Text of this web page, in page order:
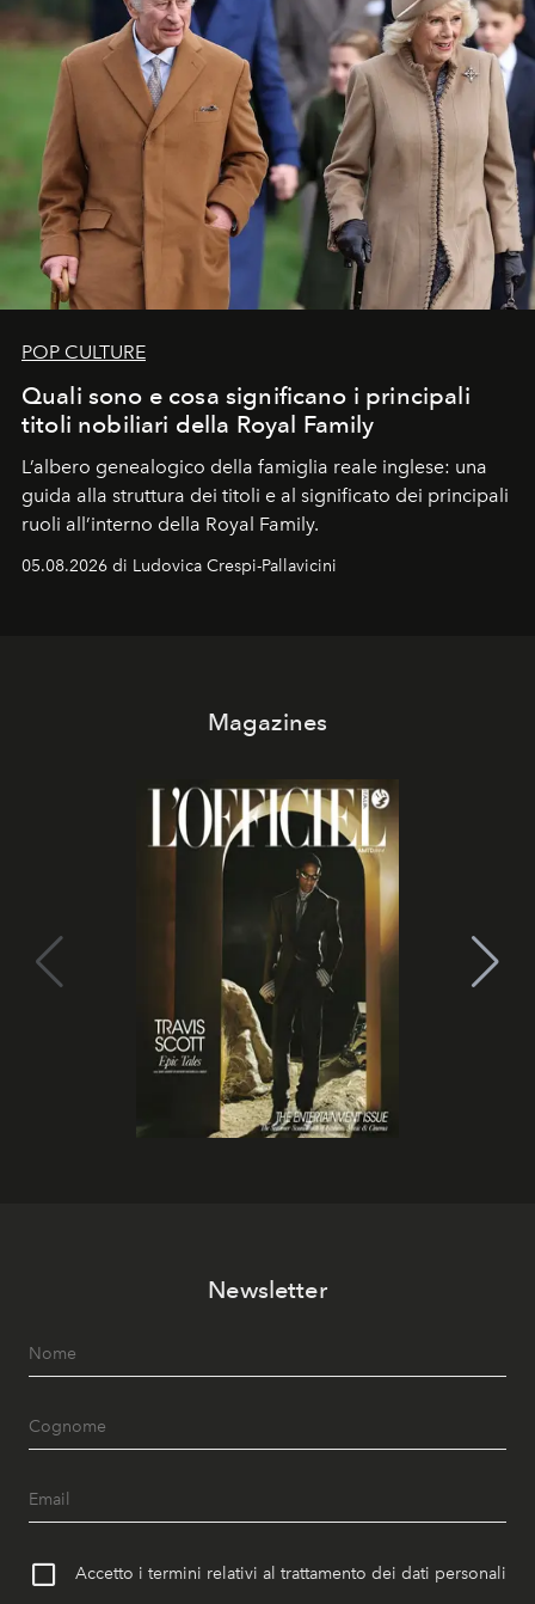
POP CULTURE
Quali sono e cosa significano i principali
titoli nobiliari della Royal Family
L’albero genealogico della famiglia reale inglese: una
guida alla struttura dei titoli e al significato dei principali
ruoli all’interno della Royal Family.
05.08.2026 di Ludovica Crespi-Pallavicini
Magazines
Newsletter
Accetto i termini relativi al trattamento dei dati personali